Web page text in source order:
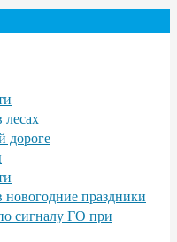
лесах
дороге
праздники
сигналу ГО при